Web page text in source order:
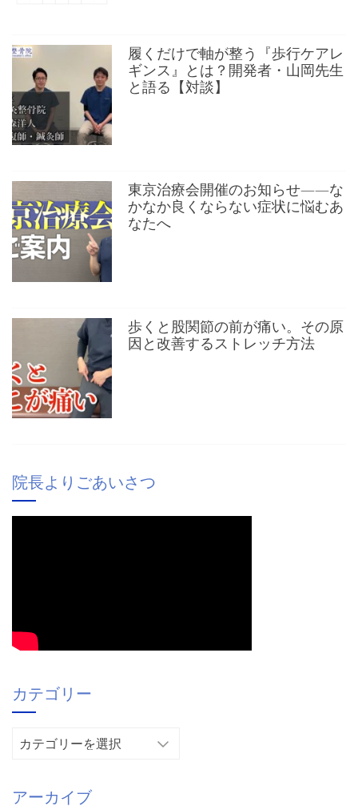
履くだけで軸が整う『歩行ケアレ
ギンス』とは？開発者・山岡先生
と語る【対談】
東京治療会開催のお知らせ——な
かなか良くならない症状に悩むあ
なたへ
歩くと股関節の前が痛い。その原
因と改善するストレッチ方法
院長よりごあいさつ
カテゴリー
リ
アーカイブ